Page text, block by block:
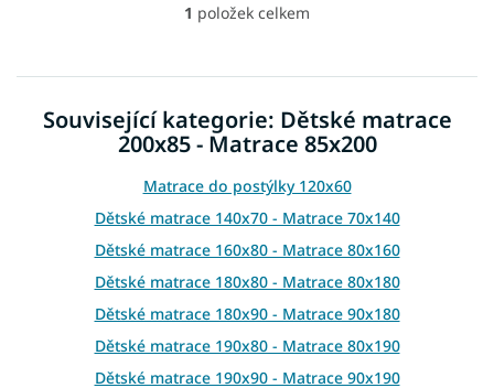
O
á
a
c
p
r
v
k
y
v
ý
p
i
s
1 položek celkem
Související kategorie: Dětské matrace
200x85 - Matrace 85x200
Matrace do postýlky 120x60
Dětské matrace 140x70 - Matrace 70x140
Dětské matrace 160x80 - Matrace 80x160
Dětské matrace 180x80 - Matrace 80x180
Dětské matrace 180x90 - Matrace 90x180
Dětské matrace 190x80 - Matrace 80x190
Dětské matrace 190x90 - Matrace 90x190